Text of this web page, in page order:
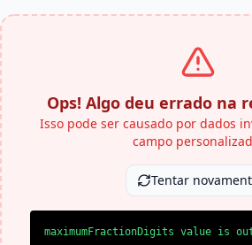
Ops! Algo deu errado na
Isso pode ser causado por dados
campo
Tentar
maximumFractionDigits value is